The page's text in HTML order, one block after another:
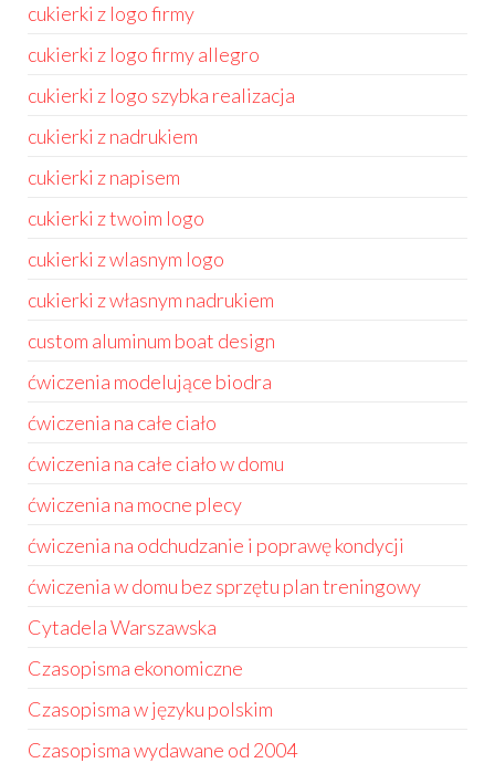
cukierki z logo firmy
cukierki z logo firmy allegro
cukierki z logo szybka realizacja
cukierki z nadrukiem
cukierki z napisem
cukierki z twoim logo
cukierki z wlasnym logo
cukierki z własnym nadrukiem
custom aluminum boat design
ćwiczenia modelujące biodra
ćwiczenia na całe ciało
ćwiczenia na całe ciało w domu
ćwiczenia na mocne plecy
ćwiczenia na odchudzanie i poprawę kondycji
ćwiczenia w domu bez sprzętu plan treningowy
Cytadela Warszawska
Czasopisma ekonomiczne
Czasopisma w języku polskim
Czasopisma wydawane od 2004